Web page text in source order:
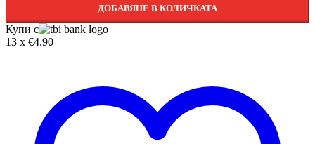
ДОБАВЯНЕ В КОЛИЧКАТА
Купи с
13 x €4.90